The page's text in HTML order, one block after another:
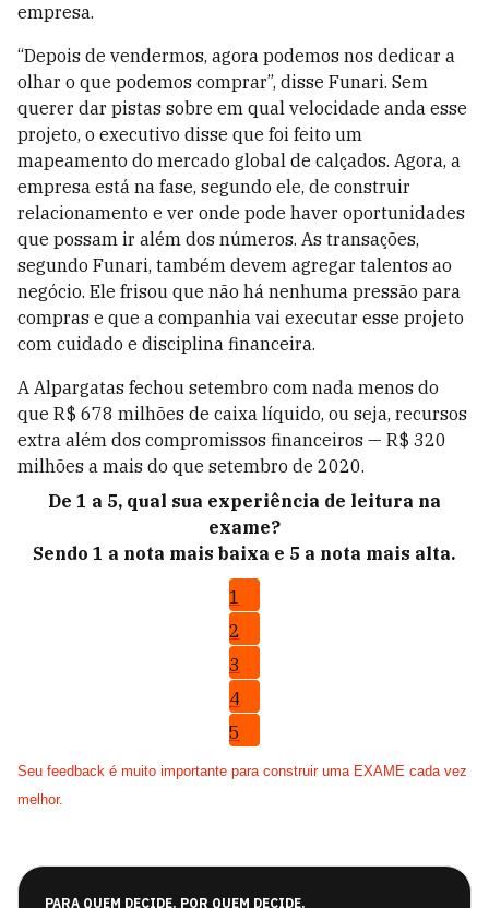
empresa.
“Depois de vendermos, agora podemos nos dedicar a
olhar o que podemos comprar”, disse Funari. Sem
querer dar pistas sobre em qual velocidade anda esse
projeto, o executivo disse que foi feito um
mapeamento do mercado global de calçados. Agora, a
empresa está na fase, segundo ele, de construir
relacionamento e ver onde pode haver oportunidades
que possam ir além dos números. As transações,
segundo Funari, também devem agregar talentos ao
negócio. Ele frisou que não há nenhuma pressão para
compras e que a companhia vai executar esse projeto
com cuidado e disciplina financeira.
A Alpargatas fechou setembro com nada menos do
que R$ 678 milhões de caixa líquido, ou seja, recursos
extra além dos compromissos financeiros — R$ 320
milhões a mais do que setembro de 2020.
De 1 a 5, qual sua experiência de leitura na
exame?
Sendo 1 a nota mais baixa e 5 a nota mais alta.
1
2
3
4
5
Seu feedback é muito importante para construir uma EXAME cada vez
melhor.
PARA QUEM DECIDE. POR QUEM DECIDE.